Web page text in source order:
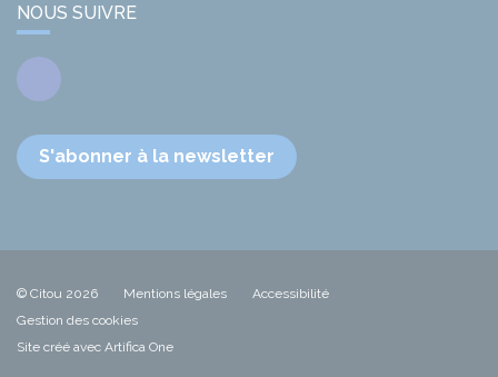
NOUS SUIVRE
Facebook
S'abonner à la newsletter
© Citou 2026 Mentions légales
Accessibilité
Gestion des cookies
Site créé avec Artifica One